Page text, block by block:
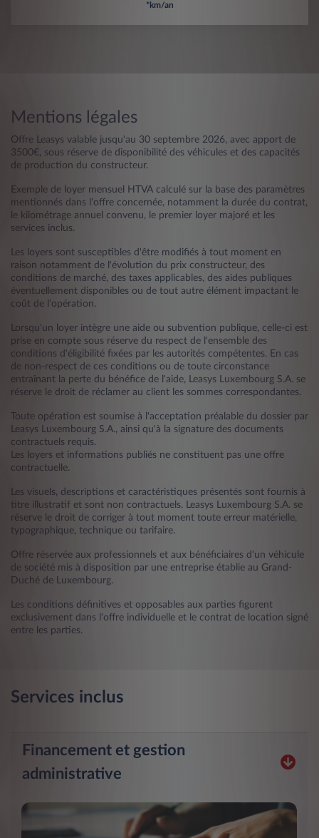
*km/an
Mentions légales
Offre Leasys valable jusqu'au 30 septembre 2026, avec apport de
3500€, sous réserve de disponibilité des véhicules et des capacités
de production du constructeur.
Exemple de loyer mensuel HTVA calculé sur la base des paramètres
mentionnés dans l'offre concernée, notamment la durée du contrat,
le kilométrage annuel convenu, le premier loyer majoré et les
services inclus.
Les loyers sont susceptibles d'être modifiés à tout moment en
raison notamment de l'évolution du prix constructeur, des
conditions de marché, des taxes applicables, des aides publiques
éventuellement disponibles ou de tout autre élément impactant le
coût de l'opération.
Lorsqu'un loyer intègre une aide ou subvention publique, celle-ci est
prise en compte sous réserve du respect de l'ensemble des
conditions d'éligibilité fixées par les autorités compétentes. En cas
de non-respect de ces conditions ou de toute circonstance
entraînant la perte du bénéfice de l'aide, Leasys Luxembourg S.A. se
réserve le droit de réclamer au client les sommes correspondantes.
Toute opération est soumise à l'acceptation préalable du dossier par
Leasys Luxembourg S.A., ainsi qu'à la signature des documents
contractuels requis.
Les loyers et informations publiés ne constituent pas une offre
contractuelle.
Les visuels, descriptions et caractéristiques présentés sont fournis à
titre illustratif et sont non contractuels. Leasys Luxembourg S.A. se
réserve le droit de corriger à tout moment toute erreur matérielle,
typographique, technique ou tarifaire.
Offre réservée aux professionnels et aux bénéficiaires d'un véhicule
de société mis à disposition par une entreprise établie au Grand-
Duché de Luxembourg.
Les conditions définitives et opposables aux parties figurent
exclusivement dans l'offre individuelle et le contrat de location signé
entre les parties.
Services inclus
Financement et gestion
administrative